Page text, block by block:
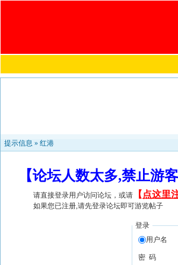
提示信息 » 红港
【论坛人数太多,禁止游
请直接登录用户访问论坛，或请 【 点这里
如果您已注册,请先登录论坛即可游览帖子
登录
用户名
密 码